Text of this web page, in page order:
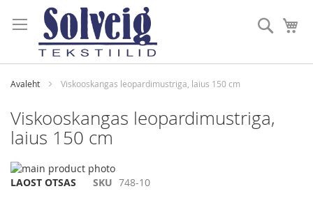
to
Content
Otsi
Avaleht Viskooskangas leopardimustriga, laius 150 cm
Viskooskangas leopardimustriga,
laius 150 cm
Skip
to
Skip
LAOST OTSAS SKU 748-10